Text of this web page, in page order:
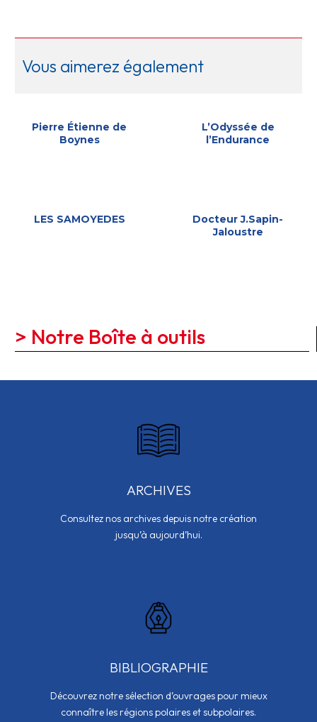
Vous aimerez également
Pierre Étienne de
Boynes
L’Odyssée de
l’Endurance
LES SAMOYEDES
Docteur J.Sapin-
Jaloustre
> Notre Boîte à outils
ARCHIVES
Consultez nos archives depuis notre création
jusqu’à aujourd’hui.
BIBLIOGRAPHIE
Découvrez notre sélection d’ouvrages pour mieux
connaître les régions polaires et subpolaires.